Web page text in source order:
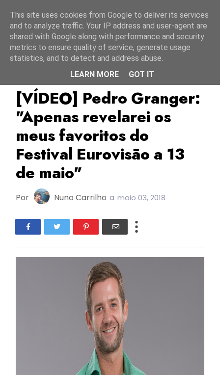
Escportugal Pedro Granger
[VÍDEO] Pedro Granger:
"Apenas revelarei os
meus favoritos do
Festival Eurovisão a 13
de maio"
Por Nuno Carrilho a maio 03, 2018
This site uses cookies from Google to deliver its services
and to analyze traffic. Your IP address and user-agent are
shared with Google along with performance and security
metrics to ensure quality of service, generate usage
statistics, and to detect and address abuse.
LEARN MORE
GOT IT